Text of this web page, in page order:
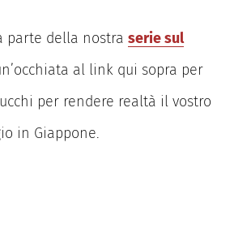
parte della nostra serie sul
al link qui sopra per
per rendere realtà il vostro
in Giappone.